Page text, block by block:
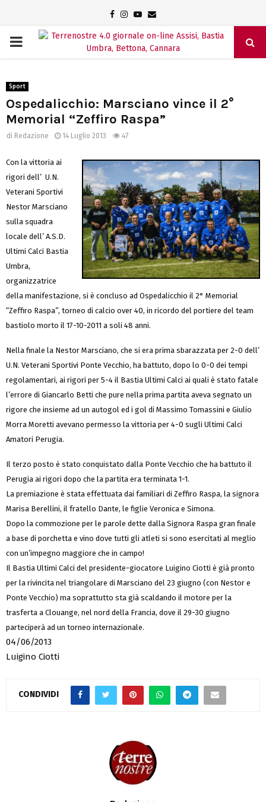
Facebook
Instagram
Youtube
Email
PRIMARY
Sport
Ospedalicchio: Marsciano vince il 2°
Memorial “Zeffiro Raspa”
di Redazione 14 Luglio 2013 47
Con la vittoria ai
rigori dell’ U.N.
Veterani Sportivi
Nestor Marsciano
sulla squadra
locale dell’ A.S.D.
Ultimi Calci Bastia
Umbra,
organizzatrice
della manifestazione, si è concluso ad Ospedalicchio il 2° Memorial
“Zeffiro Raspa”, torneo di calcio over 40, in ricordo del portiere del team
bastiolo morto il 17-10-2011 a soli 48 anni.
Nella finale la Nestor Marsciano, che si era prima sbarazzata per 2-0 dell’
U.N. Veterani Sportivi Ponte Vecchio, ha battuto, dopo lo 0-0 dei tempi
regolamentari, ai rigori per 5-4 il Bastia Ultimi Calci ai quali è stato fatale
l’errore di Giancarlo Betti che pure nella prima partita aveva segnato un
rigore che insieme ad un autogol ed i gol di Massimo Tomassini e Giulio
Morra Moretti avevano permesso la vittoria per 4-0 sugli Ultimi Calci
Amatori Perugia.
Il terzo posto è stato conquistato dalla Ponte Vecchio che ha battuto il
Perugia ai rigori dopo che la partita era terminata 1-1.
La premiazione è stata effettuata dai familiari di Zeffiro Raspa, la signora
Marisa Berellini, il fratello Dante, le figlie Veronica e Simona.
Dopo la commozione per le parole dette dalla Signora Raspa gran finale
a base di porchetta e vino dove tutti gli atleti si sono esercitati al meglio
con un’impegno maggiore che in campo!
Il Bastia Ultimi Calci del presidente-giocatore Luigino Ciotti è già pronto
per la rivincita nel triangolare di Marsciano del 23 giugno (con Nestor e
Ponte Vecchio) ma soprattutto sta già scaldando il motore per la
trasferta a Clouange, nel nord della Francia, dove il 29-30 giugno
parteciperà ad un torneo internazionale.
04/06/2013
Luigino Ciotti
CONDIVIDI